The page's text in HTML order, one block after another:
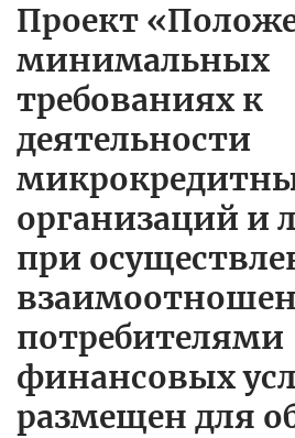
Проект
минимальных
требованиях к
деятельности
организаций и
при
потребителями
финансовых
размещен для